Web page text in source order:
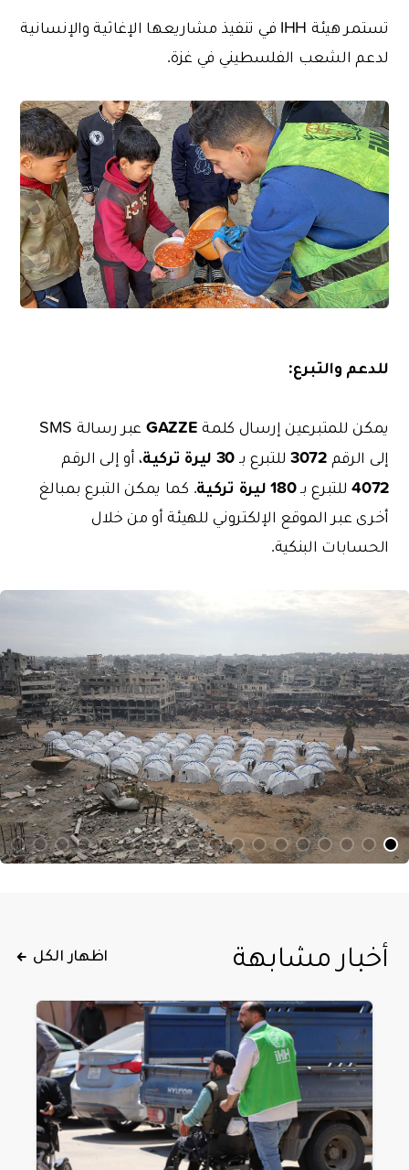
تستمر هيئة IHH في تنفيذ مشاريعها الإغاثية والإنسانية
لدعم الشعب الفلسطيني في غزة.
للدعم والتبرع:
يمكن للمتبرعين إرسال كلمة GAZZE
عبر رسالة SMS
إلى الرقم3072للتبرع بـ 30 ليرة تركية، أو إلى الرقم
4072للتبرع بـ180ليرة تركية. كما يمكن التبرع بمبالغ
أخرى عبر الموقع الإلكتروني للهيئة أو من خلال
الحسابات البنكية.
أخبار مشابهة اظهار الكل